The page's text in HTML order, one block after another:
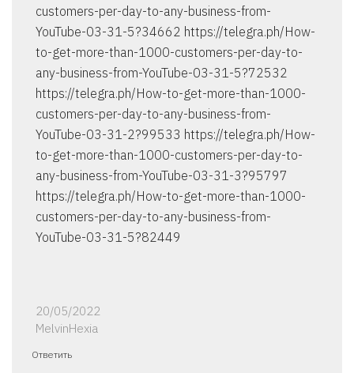
customers-per-day-to-any-business-from-
YouTube-03-31-5?34662 https://telegra.ph/How-
to-get-more-than-1000-customers-per-day-to-
any-business-from-YouTube-03-31-5?72532
https://telegra.ph/How-to-get-more-than-1000-
customers-per-day-to-any-business-from-
YouTube-03-31-2?99533 https://telegra.ph/How-
to-get-more-than-1000-customers-per-day-to-
any-business-from-YouTube-03-31-3?95797
https://telegra.ph/How-to-get-more-than-1000-
customers-per-day-to-any-business-from-
YouTube-03-31-5?82449
20/05/2022
MelvinHexia
Ответить